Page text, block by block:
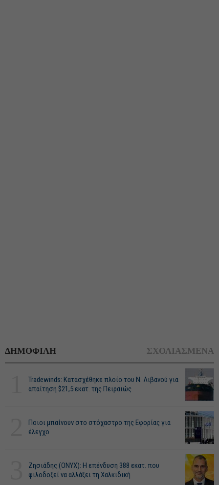
ΔΗΜΟΦΙΛΗ ΣΧΟΛΙΑΣΜΕΝΑ
Tradewinds: Κατασχέθηκε πλοίο του Ν. Λιβανού για
απαίτηση $21,5 εκατ. της Πειραιώς
Ποιοι μπαίνουν στο στόχαστρο της Εφορίας για
έλεγχο
Ζησιάδης (ONYX): Η επένδυση 388 εκατ. που
φιλοδοξεί να αλλάξει τη Χαλκιδική